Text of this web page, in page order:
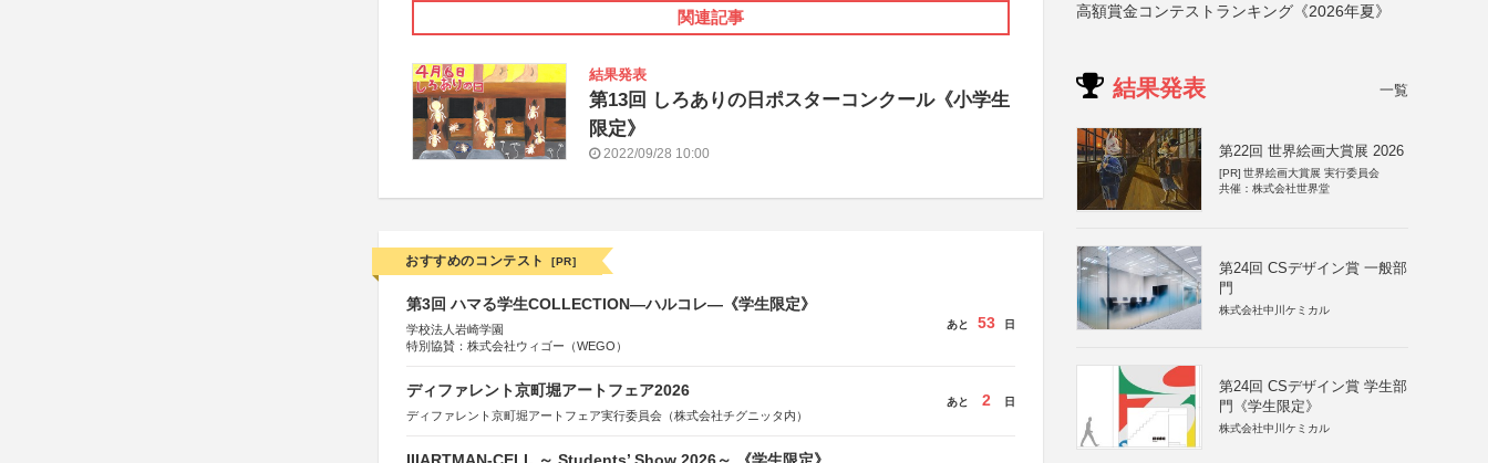
関連記事
結果発表
第13回 しろありの日ポスターコンクール《小学生
限定》
2022/09/28 10:00
おすすめのコンテスト [PR]
第3回 ハマる学生COLLECTION―ハルコレ―《学生限定》
学校法人岩崎学園
特別協賛：株式会社ウィゴー（WEGO）
あと 53 日
ディファレント京町堀アートフェア2026
ディファレント京町堀アートフェア実行委員会（株式会社チグニッタ内）
あと 2 日
高額賞金コンテストランキング《2026年夏》
結果発表 一覧
第22回 世界絵画大賞展 2026
[PR] 世界絵画大賞展 実行委員会
共催：株式会社世界堂
第24回 CSデザイン賞 一般部
門
株式会社中川ケミカル
第24回 CSデザイン賞 学生部
門《学生限定》
株式会社中川ケミカル